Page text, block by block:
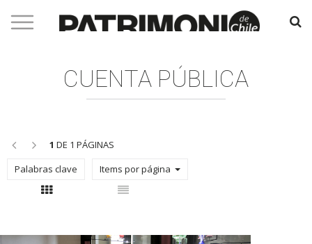
CUENTA PÚBLICA
<< >> 1 DE 1 PÁGINAS
Palabras clave
Items por página
Con thumbnail Sin thumbnail